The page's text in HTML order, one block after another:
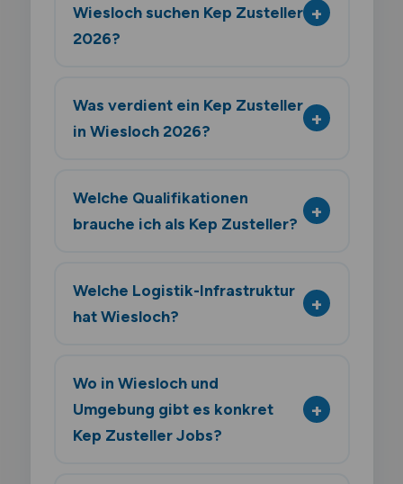
Wiesloch suchen Kep Zusteller
2026?
Was verdient ein Kep Zusteller
in Wiesloch 2026?
Welche Qualifikationen
brauche ich als Kep Zusteller?
Welche Logistik-Infrastruktur
hat Wiesloch?
Wo in Wiesloch und
Umgebung gibt es konkret
Kep Zusteller Jobs?